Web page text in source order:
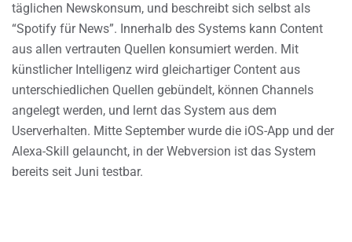
täglichen Newskonsum, und beschreibt sich selbst als
“Spotify für News”. Innerhalb des Systems kann Content
aus allen vertrauten Quellen konsumiert werden. Mit
künstlicher Intelligenz wird gleichartiger Content aus
unterschiedlichen Quellen gebündelt, können Channels
angelegt werden, und lernt das System aus dem
Userverhalten. Mitte September wurde die iOS-App und der
Alexa-Skill gelauncht, in der Webversion ist das System
bereits seit Juni testbar.